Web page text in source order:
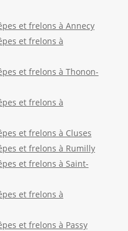
et frelons à Annecy
et frelons à
et frelons à Thonon-
et frelons à
et frelons à Cluses
et frelons à Rumilly
et frelons à Saint-
et frelons à
et frelons à Passy